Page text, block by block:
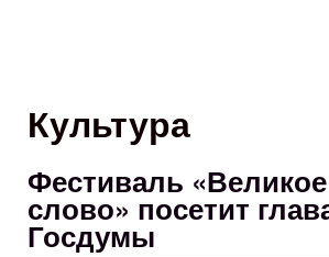
Культура
Фестиваль
слово» посетит
Госдумы